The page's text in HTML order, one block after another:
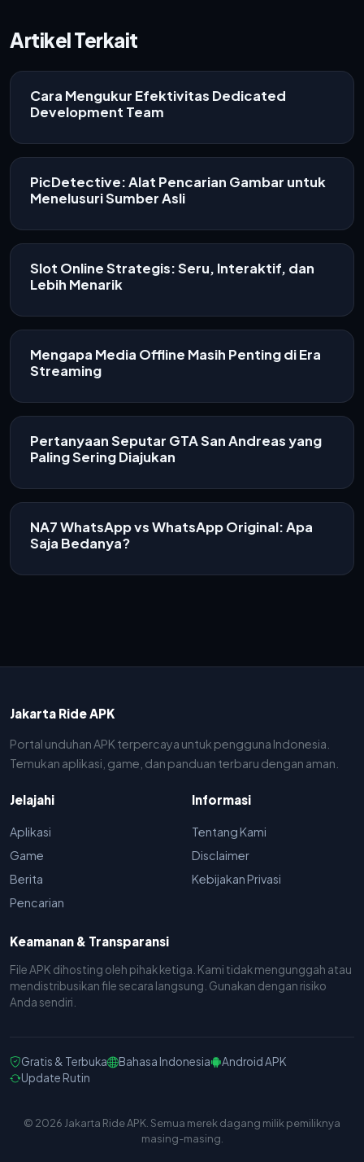
Artikel Terkait
Cara Mengukur Efektivitas Dedicated
Development Team
PicDetective: Alat Pencarian Gambar untuk
Menelusuri Sumber Asli
Slot Online Strategis: Seru, Interaktif, dan
Lebih Menarik
Mengapa Media Offline Masih Penting di Era
Streaming
Pertanyaan Seputar GTA San Andreas yang
Paling Sering Diajukan
NA7 WhatsApp vs WhatsApp Original: Apa
Saja Bedanya?
Jakarta Ride APK
Portal unduhan APK terpercaya untuk pengguna Indonesia.
Temukan aplikasi, game, dan panduan terbaru dengan aman.
Jelajahi
Aplikasi
Game
Berita
Pencarian
Informasi
Tentang Kami
Disclaimer
Kebijakan Privasi
Keamanan & Transparansi
File APK dihosting oleh pihak ketiga. Kami tidak mengunggah atau
mendistribusikan file secara langsung. Gunakan dengan risiko
Anda sendiri.
Gratis & Terbuka Bahasa Indonesia
Android APK
Update Rutin
© 2026 Jakarta Ride APK. Semua merek dagang milik pemiliknya
masing-masing.